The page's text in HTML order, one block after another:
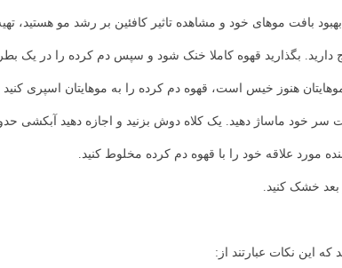
بافت موهای خود و مشاهده تاثیر کافئین بر رشد مو هستید،
هنوز خیس است، قهوه دم کرده را به موهایتان اسپری کنید
یک کلاه دوش بزنید و اجازه دهید آبکشی حدود 20 دقیقه روی موها و پوست سرتان
مورد علاقه خود را با قهوه دم کرده مخلوط کنید.
خشک کنید.
این نکات عبارتند از: